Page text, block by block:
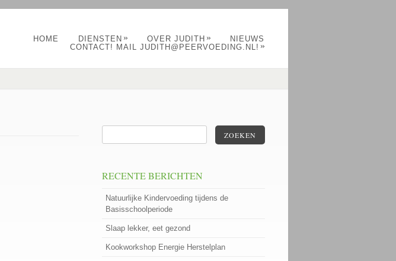
HOME DIENSTEN » OVER JUDITH »
NIEUWS
CONTACT! MAIL JUDITH@PEERVOEDING.NL! »
ZOEKEN
RECENTE BERICHTEN
Natuurlijke Kindervoeding tijdens de
Basisschoolperiode
Slaap lekker, eet gezond
Kookworkshop Energie Herstelplan